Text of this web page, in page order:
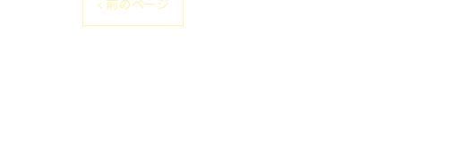
< 前のページ